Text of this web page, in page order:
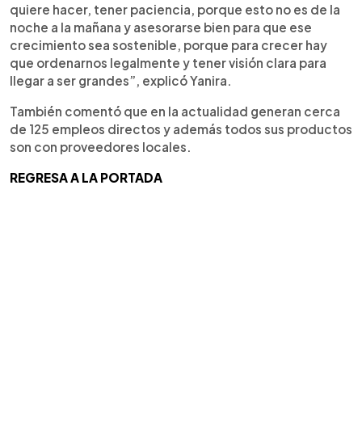
quiere hacer, tener paciencia, porque esto no es de la
noche a la mañana y asesorarse bien para que ese
crecimiento sea sostenible, porque para crecer hay
que ordenarnos legalmente y tener visión clara para
llegar a ser grandes”, explicó Yanira.
También comentó que en la actualidad generan cerca
de 125 empleos directos y además todos sus productos
son con proveedores locales.
REGRESA A LA PORTADA